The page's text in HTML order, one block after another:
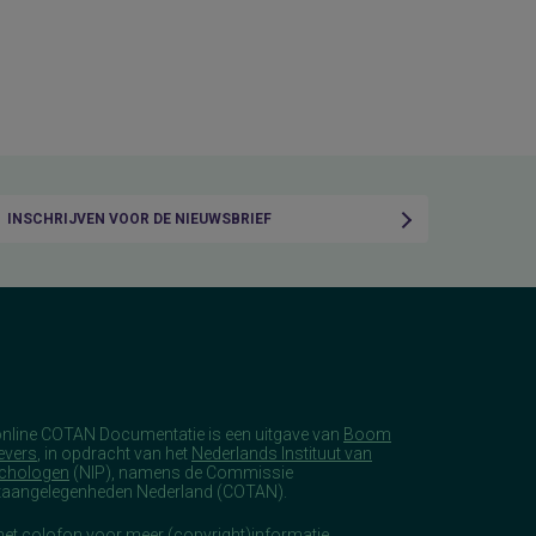
INSCHRIJVEN VOOR DE NIEUWSBRIEF
COTAN Documentatie is een uitgave van Boom
, in opdracht van het Nederlands Instituut van
(NIP), namens de Commissie
Nederland (COTAN).